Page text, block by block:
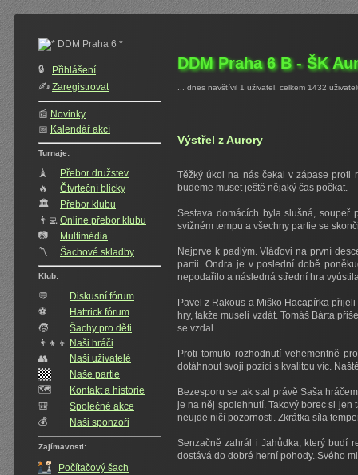
🔒
Přihlášení
✍️‍ Zaregistrovat
📰 Novinky
📅 Kalendář akcí
Turnaje:
🗼
Přebor družstev
🔥
Čtvrteční blicky
🏛
Přebor klubu
👨‍💻 Online přebor klubu
📷
Multimédia
〽️
Šachové skladby
Klub:
💬
Diskusní fórum
⚽
Hattrick fórum
🧒
Šachy pro děti
👨‍👦‍👦 Naši hráči
👥️
Naši uživatelé
Naše partie
🗺️
Kontakt a historie
🎒
Společné akce
💰
Naši sponzoři
Zajímavosti:
Počítačový šach
DDM Praha 6 B - ŠK
... dnes navštívil 1 uživatel, celkem 1432
Výstřel z Aurory
Těžký úkol na nás čekal v zápase proti
budeme muset ještě nějaký čas počkat.
Sestava domácích byla slušná,
svižném tempu a všechny partie se
Nejprve k padlým. Vláďovi na první
partii. Ondra je v poslední době
nepodařilo a následná střední hra
Pavel z Rakous a Miško Hacapírka
hry, takže museli vzdát. Tomáš Bárta
se vzdal.
Proti tomuto rozhodnutí vehementně
dotáhnout svoji pozici s kvalitou víc.
Bezesporu se tak stal právě Saša
je na něj spolehnutí. Takový borec si
neujde ničí pozornosti. Zkrátka síla
Senzačně zahrál i Jahůdka, který budí
dostává do dobré herní pohody. Svého